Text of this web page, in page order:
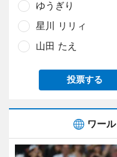
ゆうぎり
星川 リリィ
山田 たえ
投票する
ワー